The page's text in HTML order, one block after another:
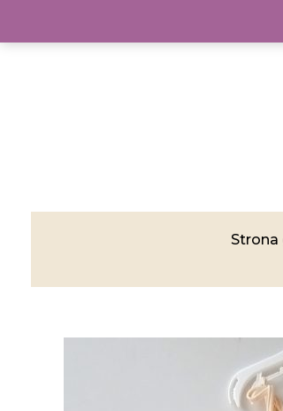
Strona